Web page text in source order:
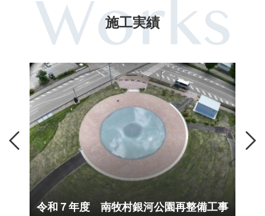
施工実績
令和７年度 南牧村銀河公園再整備工事